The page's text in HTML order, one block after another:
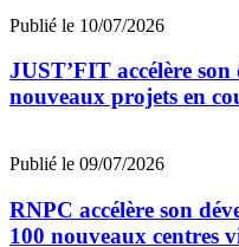
Publié le 10/07/2026
JUST’FIT accélère
nouveaux projets en
Publié le 09/07/2026
RNPC accélère son
100 nouveaux centres